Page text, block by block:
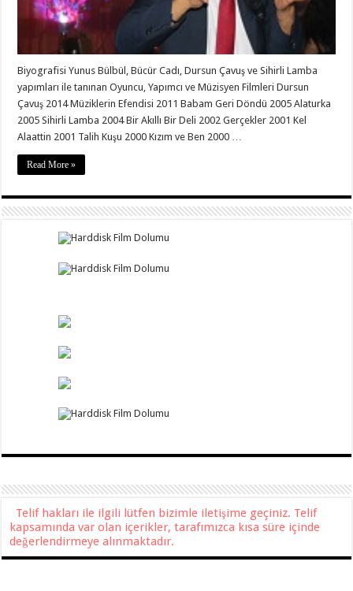
Biyografisi Yunus Bülbül, Bücür Cadı, Dursun Çavuş ve Sihirli Lamba
yapımları ile tanınan Oyuncu, Yapımcı ve Müzisyen Filmleri Dursun
Çavuş 2014 Müziklerin Efendisi 2011 Babam Geri Döndü 2005 Alaturka
2005 Sihirli Lamba 2004 Bir Akıllı Bir Deli 2002 Gerçekler 2001 Kel
Alaattin 2001 Talih Kuşu 2000 Kızım ve Ben 2000 …
Read More »
Telif hakları ile ilgili lütfen bizimle iletişime geçiniz. Telif
kapsamında var olan içerikler, tarafımızca kısa süre içinde
değerlendirmeye alınmaktadır.